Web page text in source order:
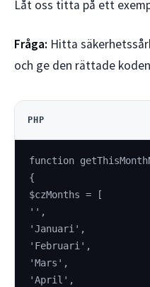
Låt oss titta på ett
Fråga: Hitta
och ge den rättade
PHP
function
{
$czMonths = [
'',
'Januari',
'Februari',
'Mars',
'April',